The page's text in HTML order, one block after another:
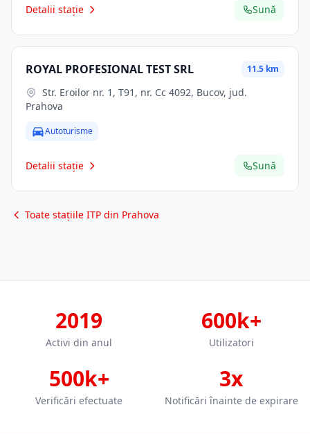
Detalii stație Sună
ROYAL PROFESIONAL TEST SRL 11.5 km
Prahova
Autoturisme
Detalii stație Sună
Toate stațiile ITP din Prahova
2019
Activi din anul
600k+
Utilizatori
500k+
Verificări efectuate
3x
Notificări înainte de expirare